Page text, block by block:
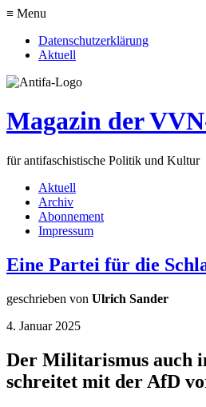
≡ Menu
Datenschutzerklärung
Aktuell
Magazin der
für antifaschistische Politik und Kultur
Aktuell
Archiv
Abonnement
Impressum
Eine Partei für die
geschrieben von Ulrich Sander
4. Januar 2025
Der Militarismus auch
schreitet mit der AfD